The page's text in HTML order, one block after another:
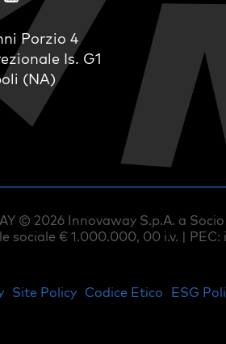
Porzio 4
Is. G1
(NA)
© 2026 Innovaway S.p.A. a
sociale € 1.000.000, 00 i.v. | PEC:
Site Policy Codice Etico ESG